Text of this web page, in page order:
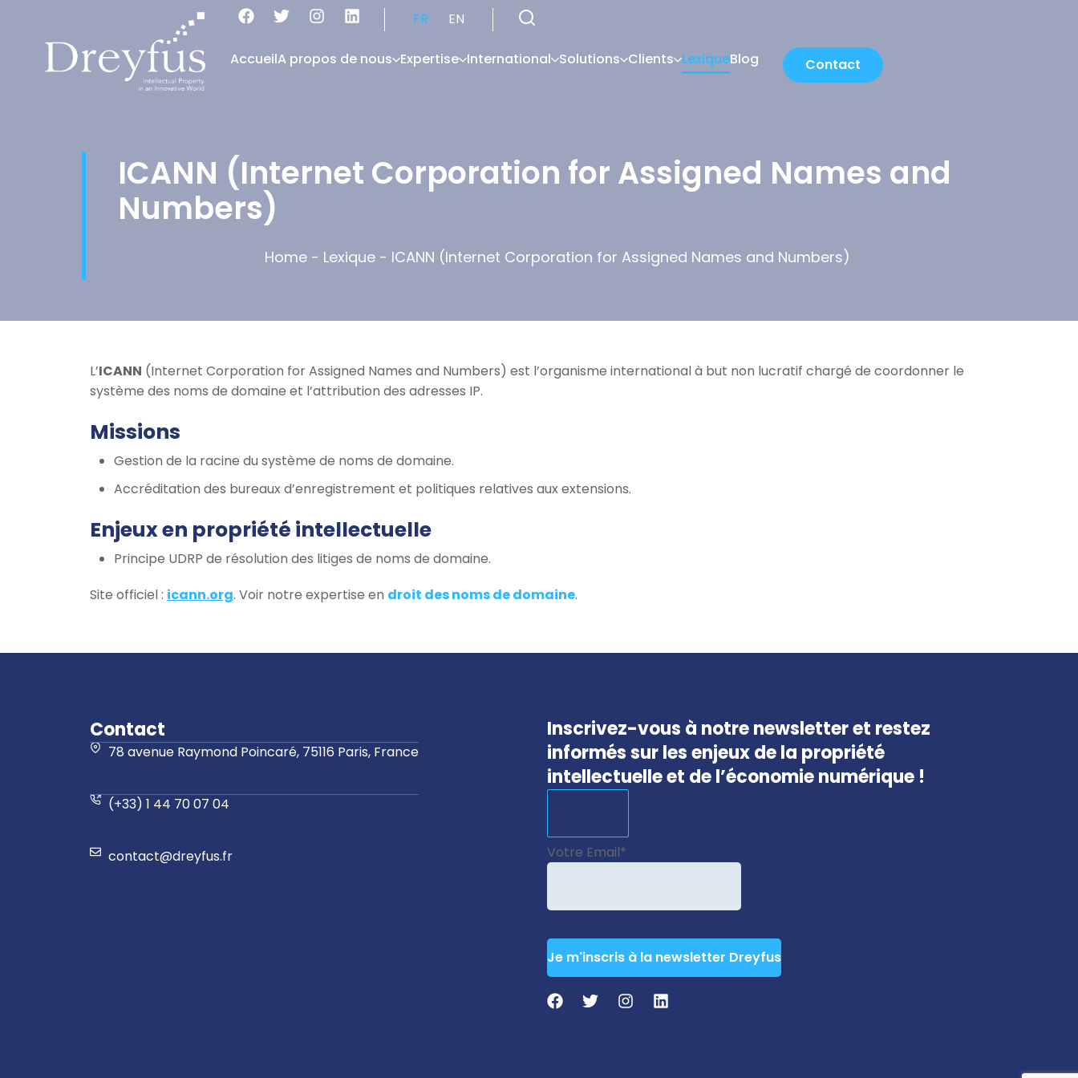
FR EN
AccueilA propos de nous Expertise International Solutions Clients LexiqueBlog Contact
ICANN (Internet Corporation for Assigned Names and
Numbers)
Home- Lexique- ICANN (Internet Corporation for Assigned Names and Numbers)
L’ICANN (Internet Corporation for Assigned Names and Numbers) est l’organisme international à but non lucratif chargé de coordonner le
système des noms de domaine et l’attribution des adresses IP.
Missions
Gestion de la racine du système de noms de domaine.
Accréditation des bureaux d’enregistrement et politiques relatives aux extensions.
Enjeux en propriété intellectuelle
Principe UDRP de résolution des litiges de noms de domaine.
Site officiel : icann.org. Voir notre expertise en droit des noms de domaine.
Contact
78 avenue Raymond Poincaré, 75116 Paris, France
(+33) 1 44 70 07 04
contact@dreyfus.fr
Inscrivez-vous à notre newsletter et restez
informés sur les enjeux de la propriété
intellectuelle et de l’économie numérique !
Votre Email*
Je m'inscris à la newsletter Dreyfus
Phone
Number